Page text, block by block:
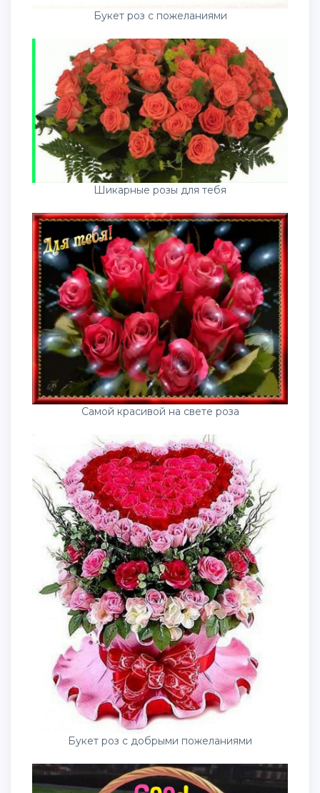
Букет роз с пожеланиями
Шикарные розы для тебя
Самой красивой на свете роза
Букет роз с добрыми пожеланиями